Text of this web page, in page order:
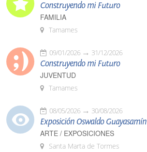
Construyendo mi Futuro
FAMILIA
Tamames
09/01/2026 31/12/2026
Construyendo mi Futuro
JUVENTUD
Tamames
08/05/2026 30/08/2026
Exposición Oswaldo Guayasamín
ARTE / EXPOSICIONES
Santa Marta de Tormes